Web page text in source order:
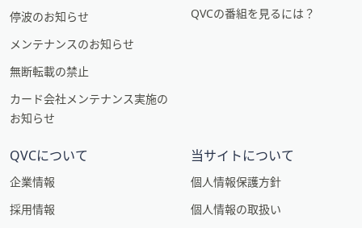
停波のお知らせ
メンテナンスのお知らせ
無断転載の禁止
カード会社メンテナンス実施の
お知らせ
QVCの番組を見るには？
QVCについて
企業情報
採用情報
当サイトについて
個人情報保護方針
個人情報の取扱い